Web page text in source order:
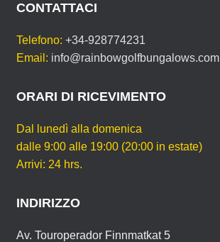
T
A
G
A
c
e
b
o
k
tt
er
e
st A
p
CONTATTACI
Telefono: +34-928774231
Email: info@rainbowgolfbungalows.com
ORARI DI RICEVIMENTO
Dal lunedì alla domenica
dalle 9:00 alle 19:00 (20:00 in estate)
Arrivi: 24 hrs.
INDIRIZZO
Av. Touroperador Finnmatkat 5